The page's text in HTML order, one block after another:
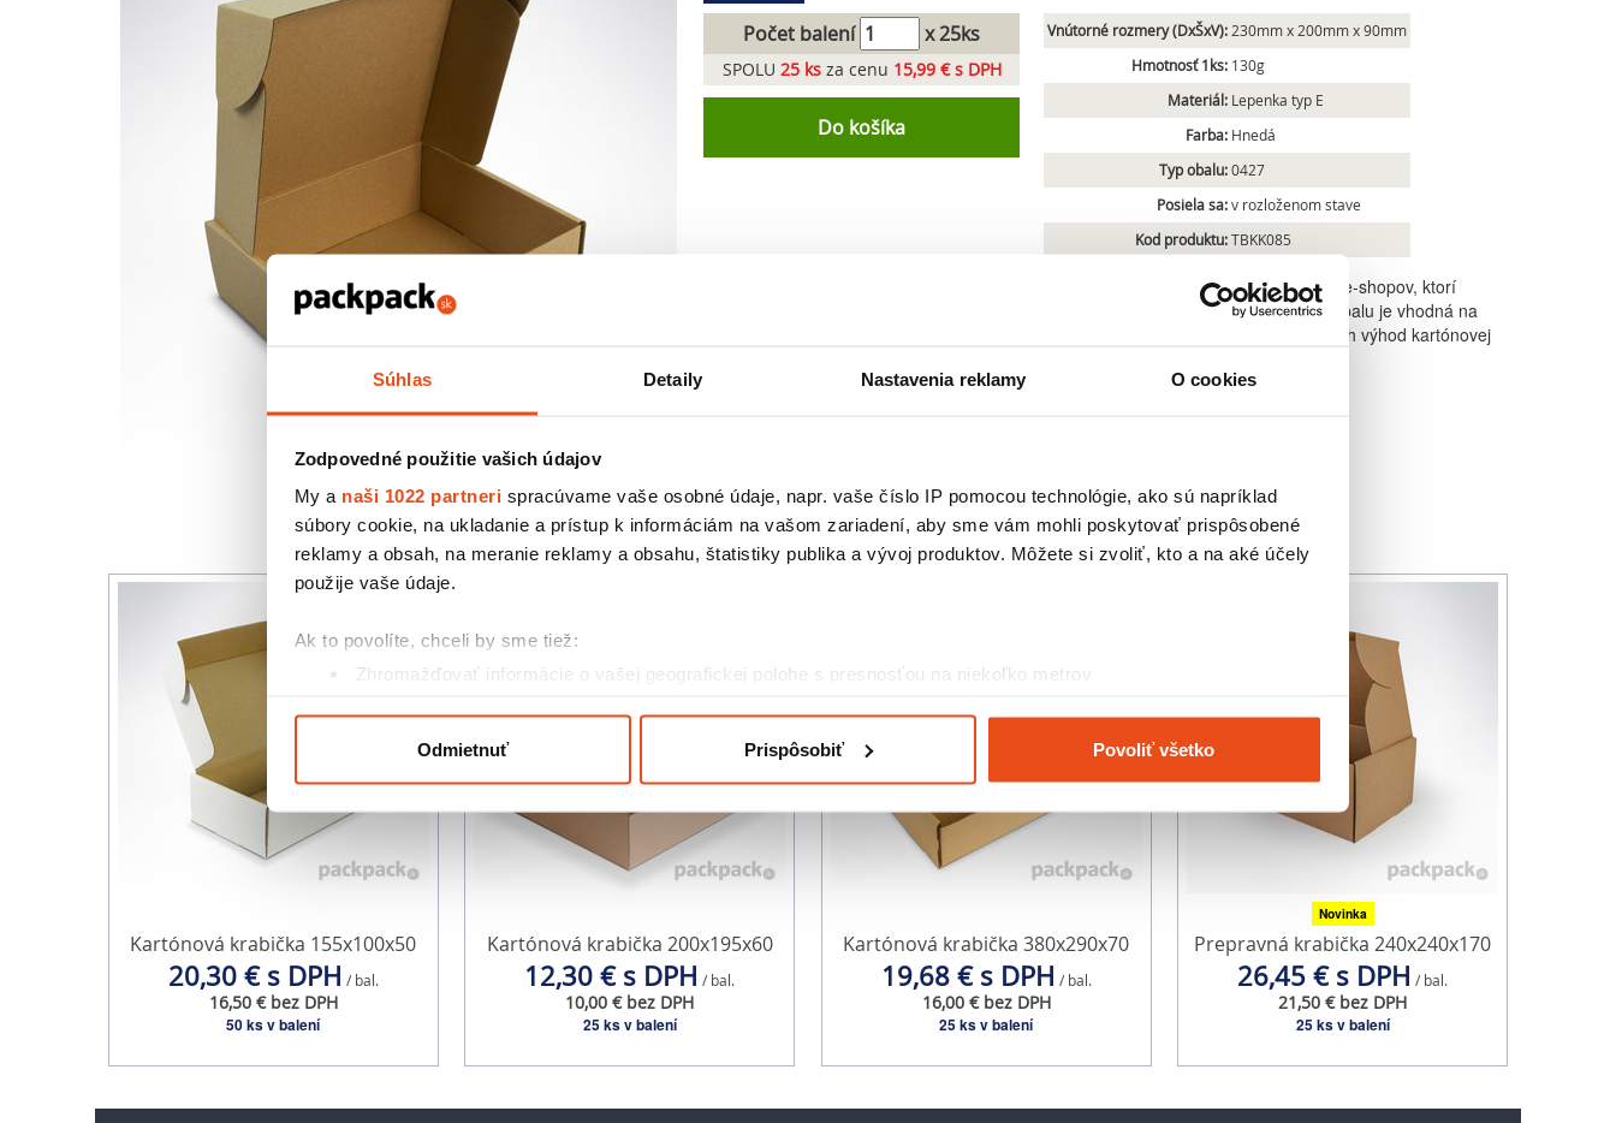
Súhlas Detaily Nastavenia reklamy O cookies
Zodpovedné použitie vašich údajov
My a naši 1022 partneri spracúvame vaše osobné údaje, napr. vaše číslo IP pomocou technológie, ako sú napríklad
súbory cookie, na ukladanie a prístup k informáciám na vašom zariadení, aby sme vám mohli poskytovať prispôsobené
reklamy a obsah, na meranie reklamy a obsahu, štatistiky publika a vývoj produktov. Môžete si zvoliť, kto a na aké účely
použije vaše údaje.
Ak to povolíte, chceli by sme tiež:
Zhromažďovať informácie o vašej geografickej polohe s presnosťou na niekoľko metrov
kedykoľvek zmeniť alebo odvolať cez Vyhlásenie o používaní súborov cookie.
Na prispôsobenie obsahu a reklám, poskytovanie funkcií sociálnych médií a analýzu návštevnosti používame súbory
cookie. Informácie o tom, ako používate naše webové stránky, poskytujeme aj našim partnerom v oblasti sociálnych
médií, inzercie a analýzy. Títo partneri môžu príslušné informácie skombinovať s ďalšími údajmi, ktoré ste im poskytli
Odmietnuť Prispôsobiť Povoliť všetko
Počet balení x 25ks
SPOLU 25ksza cenu 15,99 € s DPH
Do košíka
Vnútorné rozmery (DxŠxV): 230mm x 200mm x 90mm
Hmotnosť 1ks: 130g
Materiál: Lepenka typ E
Farba: Hnedá
Typ obalu: 0427
Posiela sa: v rozloženom stave
Kod produktu: TBKK085
Vďaka pevnej konštrukcii a výhodnej cene je krabička vhodná pre prevádzkovateľov e-shopov, ktorí
využívajú pre doručovanie objednávok sieť balíkomatov. Malá veľkosť kartónového obalu je vhodná na
zasielanie drobností ako šperky, elektornika, reklamné predmety. Jednou z najväčších výhod kartónovej
Podobné produkty
Kartónová krabička 155x100x50
20,30 € s DPH / bal.
16,50 € bez DPH
50 ks v balení
Kartónová krabička 200x195x60
12,30 € s DPH / bal.
10,00 € bez DPH
25 ks v balení
Kartónová krabička 380x290x70
19,68 € s DPH / bal.
16,00 € bez DPH
25 ks v balení
Novinka
Prepravná krabička 240x240x170
26,45 € s DPH / bal.
21,50 € bez DPH
25 ks v balení